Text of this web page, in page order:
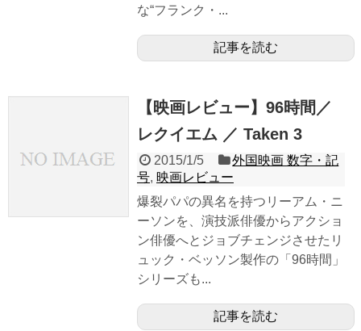
な“フランク・...
記事を読む
【映画レビュー】96時間／
レクイエム ／ Taken 3
2015/1/5
外国映画 数字・記
号, 映画レビュー
爆裂パパの異名を持つリーアム・ニ
ーソンを、演技派俳優からアクショ
ン俳優へとジョブチェンジさせたリ
ュック・ベッソン製作の「96時間」
シリーズも...
記事を読む